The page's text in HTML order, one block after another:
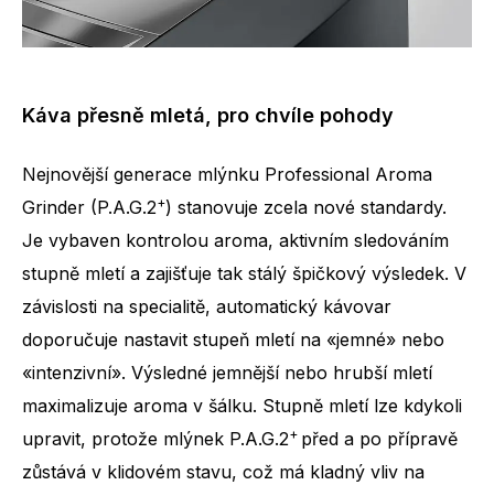
Káva přesně mletá, pro chvíle pohody
Nejnovější generace mlýnku Professional Aroma
Grinder (P.A.G.2+) stanovuje zcela nové standardy.
Je vybaven kontrolou aroma, aktivním sledováním
stupně mletí a zajišťuje tak stálý špičkový výsledek. V
závislosti na specialitě, automatický kávovar
doporučuje nastavit stupeň mletí na «jemné» nebo
«intenzivní». Výsledné jemnější nebo hrubší mletí
maximalizuje aroma v šálku. Stupně mletí lze kdykoli
upravit, protože mlýnek P.A.G.2+ před a po přípravě
zůstává v klidovém stavu, což má kladný vliv na